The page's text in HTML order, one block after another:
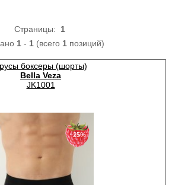
Страницы: 1
1- 1(всего 1позиций)
боксеры (шорты)
Bella Veza
JK1001
−25%